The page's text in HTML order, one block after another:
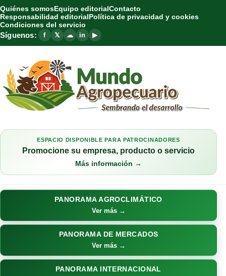
Quiénes somosEquipo editorialContacto
Responsabilidad editorialPolítica de privacidad y cookies
Condiciones del servicio
Síguenos: f 𝕏 ☁ in ▶
ESPACIO DISPONIBLE PARA PATROCINADORES
Promocione su empresa, producto o servicio
Más información →
PANORAMA AGROCLIMÁTICO
Ver más →
PANORAMA DE MERCADOS
Ver más →
PANORAMA INTERNACIONAL